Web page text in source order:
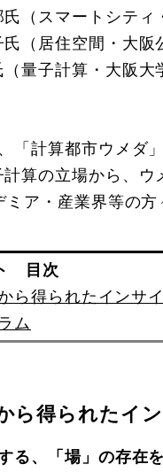
マートシティ・
住空間・大阪公
計算・大阪大
「計算都市ウメダ
計算の立場から、
ア・産業界等の方
目次
ら得られたインサ
ム
ら得られたイ
る、「場」の存在